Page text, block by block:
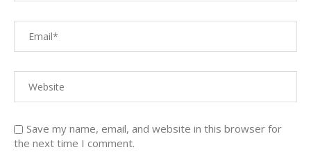
Save my name, email, and website in this browser for
the next time I comment.